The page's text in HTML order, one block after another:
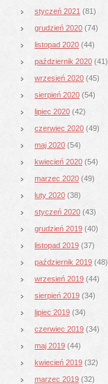
styczeń 2021 (81)
grudzień 2020 (74)
listopad 2020 (44)
październik 2020 (41)
wrzesień 2020 (45)
sierpień 2020 (54)
lipiec 2020 (42)
czerwiec 2020 (49)
maj 2020 (54)
kwiecień 2020 (54)
marzec 2020 (49)
luty 2020 (38)
styczeń 2020 (43)
grudzień 2019 (40)
listopad 2019 (37)
październik 2019 (48)
wrzesień 2019 (44)
sierpień 2019 (34)
lipiec 2019 (34)
czerwiec 2019 (34)
maj 2019 (44)
kwiecień 2019 (32)
marzec 2019 (32)